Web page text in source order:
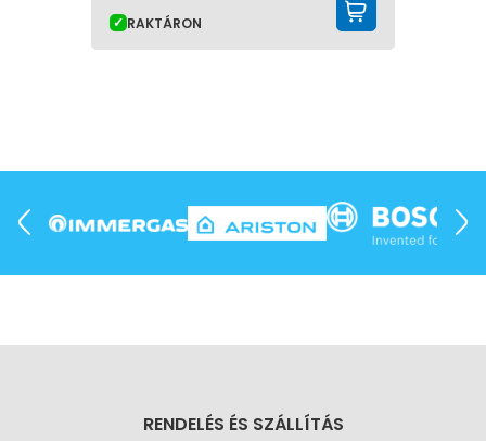
RAKTÁRON
RENDELÉS ÉS SZÁLLÍTÁS